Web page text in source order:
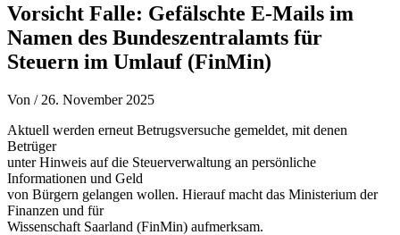
Vorsicht Falle: Gefälschte E-Mails im
Namen des Bundeszentralamts für
Steuern im Umlauf (FinMin)
Von / 26. November 2025
Aktuell werden erneut Betrugsversuche gemeldet, mit denen
Betrüger
unter Hinweis auf die Steuerverwaltung an persönliche
Informationen und Geld
von Bürgern gelangen wollen. Hierauf macht das Ministerium der
Finanzen und für
Wissenschaft Saarland (FinMin) aufmerksam.